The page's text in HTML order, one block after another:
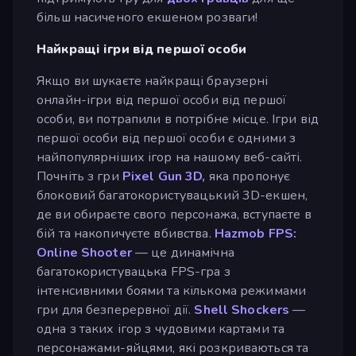
більш насиченого екшеном розваги!
Найкращі ігри від першої особи
Якщо ви шукаєте найкращі браузерні
онлайн-ігри від першої особи від першої
особи, ви потрапили в потрібне місце. Ігри від
першої особи від першої особи є одними з
найпопулярніших ігор на нашому веб-сайті.
Почніть з гри Pixel Gun 3D, яка пропонує
блоковий багатокористувацький 3D-екшен,
де ви обираєте свого персонажа, вступаєте в
бій та накопичуєте вбивства. Hazmob FPS:
Online Shooter— це динамічна
багатокористувацька FPS-гра з
інтенсивними боями та кількома режимами
гри для безперервної дії. Shell Shockers —
одна з таких ігор з чудовими картами та
персонажами-яйцями, які розкриваються та